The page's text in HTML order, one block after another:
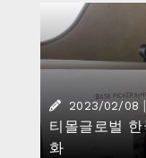
2023/02/08
티몰글로벌
화